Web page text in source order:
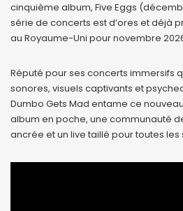
cinquième album, Five Eggs
série de concerts est d’ores et déjà
au Royaume-Uni pour novembre
Réputé pour ses concerts immersifs
sonores, visuels captivants et
Dumbo Gets Mad entame ce
album en poche, une communauté
ancrée et un live taillé pour toutes les